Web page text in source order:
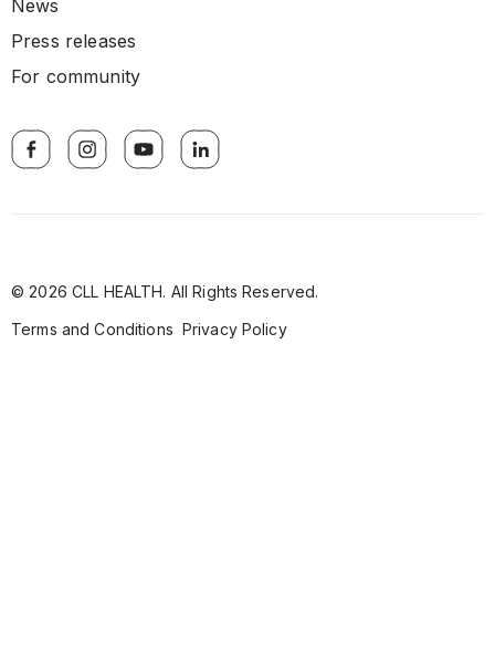
News
Press releases
For community
© 2026 CLL HEALTH. All Rights Reserved.
Terms and Conditions Privacy Policy